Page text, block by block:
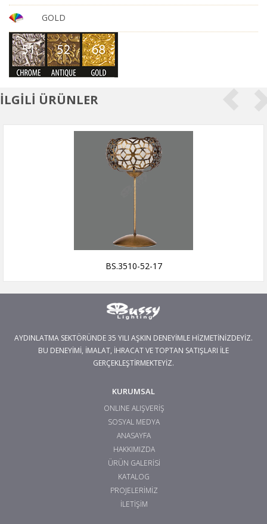
GOLD
İLGİLİ ÜRÜNLER
BS.3510-52-17
AYDINLATMA SEKTÖRÜNDE 35 YILI AŞKIN DENEYİMLE HİZMETİNİZDEYİZ.
BU DENEYİMİ, İMALAT, İHRACAT VE TOPTAN SATIŞLARI İLE
GERÇEKLEŞTİRMEKTEYİZ.
KURUMSAL
ONLINE ALIŞVERİŞ
SOSYAL MEDYA
ANASAYFA
HAKKIMIZDA
ÜRÜN GALERİSİ
KATALOG
PROJELERİMİZ
İLETİŞİM